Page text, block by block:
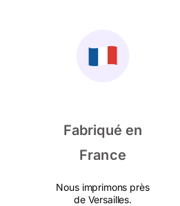
Fabriqué en
France
Nous imprimons près
de Versailles.